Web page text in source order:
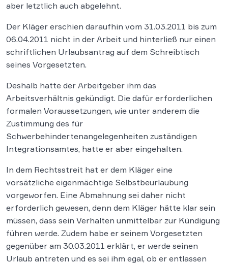
aber letztlich auch abgelehnt.
Der Kläger erschien daraufhin vom 31.03.2011 bis zum
06.04.2011 nicht in der Arbeit und hinterließ nur einen
schriftlichen Urlaubsantrag auf dem Schreibtisch
seines Vorgesetzten.
Deshalb hatte der Arbeitgeber ihm das
Arbeitsverhältnis gekündigt. Die dafür erforderlichen
formalen Voraussetzungen, wie unter anderem die
Zustimmung des für
Schwerbehindertenangelegenheiten zuständigen
Integrationsamtes, hatte er aber eingehalten.
In dem Rechtsstreit hat er dem Kläger eine
vorsätzliche eigenmächtige Selbstbeurlaubung
vorgeworfen. Eine Abmahnung sei daher nicht
erforderlich gewesen, denn dem Kläger hätte klar sein
müssen, dass sein Verhalten unmittelbar zur Kündigung
führen werde. Zudem habe er seinem Vorgesetzten
gegenüber am 30.03.2011 erklärt, er werde seinen
Urlaub antreten und es sei ihm egal, ob er entlassen